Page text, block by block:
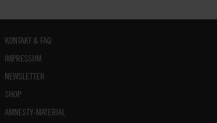
Fußbereich
KONTAKT & FAQ
IMPRESSUM
NEWSLETTER
SHOP
AMNESTY-MATERIAL